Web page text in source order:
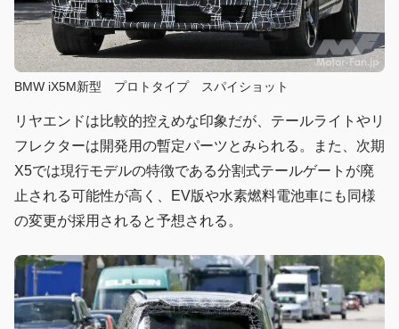
BMW iX5M新型 プロトタイプ スパイショット
リヤエンドは比較的控えめな印象だが、テールライトやリ
フレクターは開発用の暫定パーツとみられる。また、次期
X5では現行モデルの特徴である分割式テールゲートが廃
止される可能性が高く、EV版や水素燃料電池車にも同様
の変更が採用されると予想される。